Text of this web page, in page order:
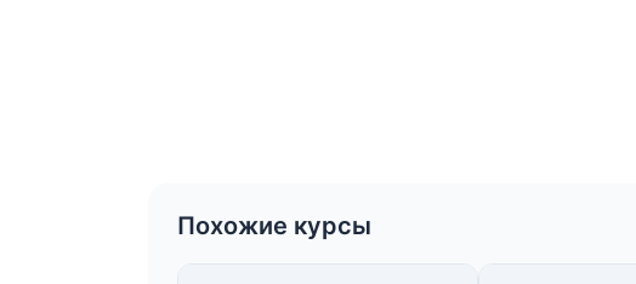
Похожие курсы